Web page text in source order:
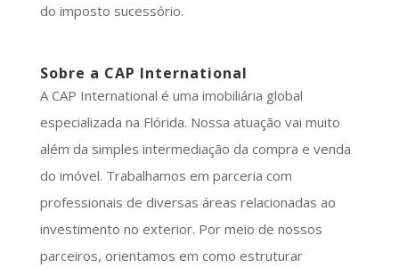
do imposto sucessório.
Sobre a CAP International
A CAP International é uma imobiliária global
especializada na Flórida. Nossa atuação vai muito
além da simples intermediação da compra e venda
do imóvel. Trabalhamos em parceria com
professionais de diversas áreas relacionadas ao
investimento no exterior. Por meio de nossos
parceiros, orientamos em como estruturar